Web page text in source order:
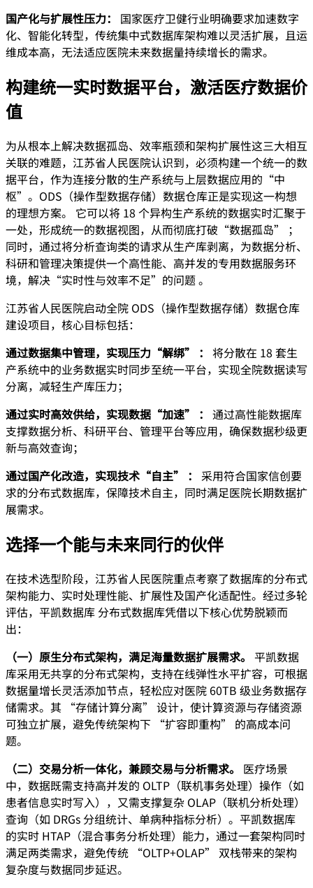
国产化与扩展性压力：
国家医疗卫健行业明确要求加速数字
化、智能化转型，传统集中式数据库架构难以灵活扩展，且运
维成本高，无法适应医院未来数据量持续增长的需求。
构建统一实时数据平台，激活医疗数据价
值
为从根本上解决数据孤岛、效率瓶颈和架构扩展性这三大相互
关联的难题，江苏省人民医院认识到，必须构建一个统一的数
据平台，作为连接分散的生产系统与上层数据应用的“中
枢”。ODS（操作型数据存储）数据仓库正是实现这一构想
的理想方案。 它可以将 18 个异构生产系统的数据实时汇聚于
一处，形成统一的数据视图，从而彻底打破“数据孤岛” ；
同时，通过将分析查询类的请求从生产库剥离，为数据分析、
科研和管理决策提供一个高性能、高并发的专用数据服务环
境，解决“实时性与效率不足”的问题 。
江苏省人民医院启动全院 ODS（操作型数据存储）数据仓库
建设项目，核心目标包括：
通过数据集中管理，实现压力“解绑” ： 将分散在 18 套生
产系统中的业务数据实时同步至统一平台，实现全院数据读写
分离，减轻生产库压力；
通过实时高效供给，实现数据“加速” ： 通过高性能数据库
支撑数据分析、科研平台、管理平台等应用，确保数据秒级更
新与高效查询；
通过国产化改造，实现技术“自主” ： 采用符合国家信创要
求的分布式数据库，保障技术自主，同时满足医院长期数据扩
展需求。
选择一个能与未来同行的伙伴
在技术选型阶段，江苏省人民医院重点考察了数据库的分布式
架构能力、实时处理性能、扩展性及国产化适配性。经过多轮
评估，平凯数据库 分布式数据库凭借以下核心优势脱颖而
出：
（一）原生分布式架构，满足海量数据扩展需求。 平凯数据
库采用无共享的分布式架构，支持在线弹性水平扩容，可根据
数据量增长灵活添加节点，轻松应对医院 60TB 级业务数据存
储需求。其 “存储计算分离” 设计，使计算资源与存储资源
可独立扩展，避免传统架构下 “扩容即重构” 的高成本问
题。
（二）交易分析一体化，兼顾交易与分析需求。 医疗场景
中，数据既需支持高并发的 OLTP（联机事务处理）操作（如
患者信息实时写入），又需支撑复杂 OLAP（联机分析处理）
查询（如 DRGs 分组统计、单病种指标分析）。平凯数据库
的实时 HTAP（混合事务分析处理）能力，通过一套架构同时
满足两类需求，避免传统 “OLTP+OLAP” 双栈带来的架构
复杂度与数据同步延迟。